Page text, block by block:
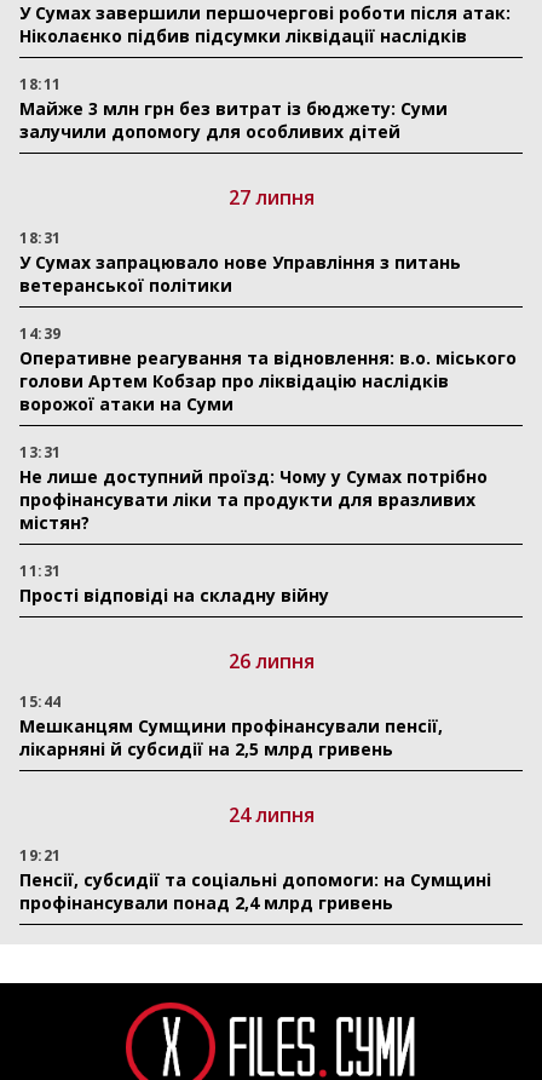
У Сумах завершили першочергові роботи після атак:
Ніколаєнко підбив підсумки ліквідації наслідків
18:11
Майже 3 млн грн без витрат із бюджету: Суми
залучили допомогу для особливих дітей
27 липня
18:31
У Сумах запрацювало нове Управління з питань
ветеранської політики
14:39
Оперативне реагування та відновлення: в.о. міського
голови Артем Кобзар про ліквідацію наслідків
ворожої атаки на Суми
13:31
Не лише доступний проїзд: Чому у Сумах потрібно
профінансувати ліки та продукти для вразливих
містян?
11:31
Прості відповіді на складну війну
26 липня
15:44
Мешканцям Сумщини профінансували пенсії,
лікарняні й субсидії на 2,5 млрд гривень
24 липня
19:21
Пенсії, субсидії та соціальні допомоги: на Сумщині
профінансували понад 2,4 млрд гривень